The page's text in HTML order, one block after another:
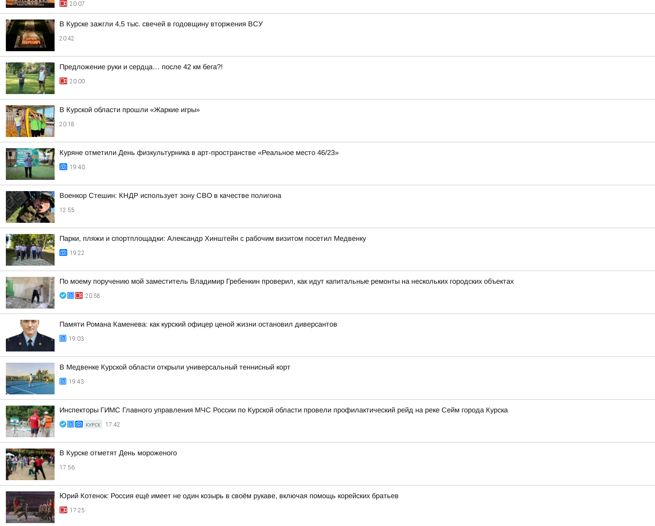
20:07
В Курске зажгли 4,5 тыс. свечей в годовщину вторжения ВСУ
20:42
Предложение руки и сердца… после 42 км бега?!
20:00
В Курской области прошли «Жаркие игры»
20:18
Куряне отметили День физкультурника в арт-пространстве «Реальное место 46/23»
19:40
Военкор Стешин: КНДР использует зону СВО в качестве полигона
12:55
Парки, пляжи и спортплощадки: Александр Хинштейн с рабочим визитом посетил Медвенку
19:22
По моему поручению мой заместитель Владимир Гребенкин проверил, как идут капитальные ремонты на нескольких городских объектах
20:58
Памяти Романа Каменева: как курский офицер ценой жизни остановил диверсантов
19:03
В Медвенке Курской области открыли универсальный теннисный корт
19:43
Инспекторы ГИМС Главного управления МЧС России по Курской области провели профилактический рейд на реке Сейм города Курска
КУРСК 17:42
В Курске отметят День мороженого
17:56
Юрий Котенок: Россия ещё имеет не один козырь в своём рукаве, включая помощь корейских братьев
17:25